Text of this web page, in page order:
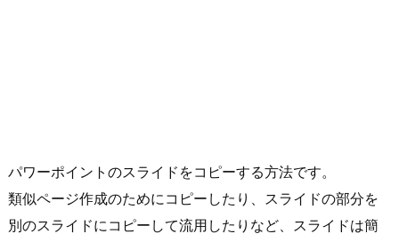
パワーポイントのスライドをコピーする方法です。
類似ページ作成のためにコピーしたり、スライドの部分を
別のスライドにコピーして流用したりなど、スライドは簡